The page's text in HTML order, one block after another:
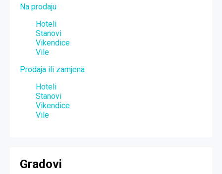
Na prodaju
Hoteli
Stanovi
Vikendice
Vile
Prodaja ili zamjena
Hoteli
Stanovi
Vikendice
Vile
Gradovi